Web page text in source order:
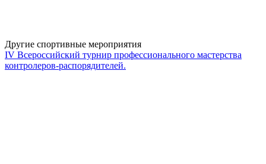
Другие спортивные мероприятия
IV Всероссийский турнир профессионального мастерства
контролеров-распорядителей.